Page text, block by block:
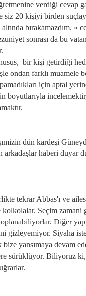
verdiği
20 kişiyi birden
bırakamazdım. »
sonrası da bu
bir kişi getirdiği
ondan farklı
için aptal
boyutlarıyla
dün kardeşi
haberi duyar
tekrar Abbas'ı ve
kolkolalar. Seçim
Diğer
gizleyemiyor. Siyaha
yansımaya devam
sürüklüyor. Biliyoruz ki,